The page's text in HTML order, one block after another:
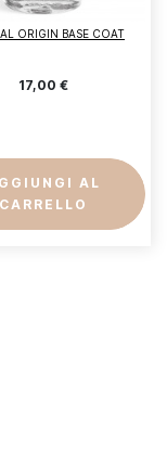
ORIGIN BASE COAT
17,00 €
AL
CARRELLO